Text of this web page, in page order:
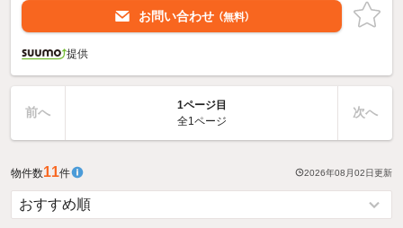
お問い合わせ （無料）
提供
前へ
1ページ目
全1ページ
次へ
物件数11件 2026年08月02日更新